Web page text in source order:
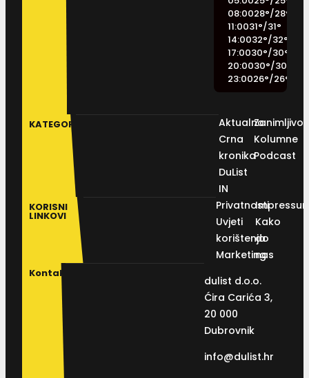
08:0028°/28°
11:0031°/31°
14:0032°/32°
17:0030°/30°
20:0030°/30
23:0026°/26°
KATEGORIJE
Aktualno
Crna
kronika
DuList
IN
Kolumne
Podcast
KORISNI
LINKOVI
Privatnosti
Uvjeti
korištenja
Marketing
Kako
do
nas
Kontakt
dulist d.o.o.
Ćira Carića 3,
20 000
Dubrovnik
info@dulist.hr